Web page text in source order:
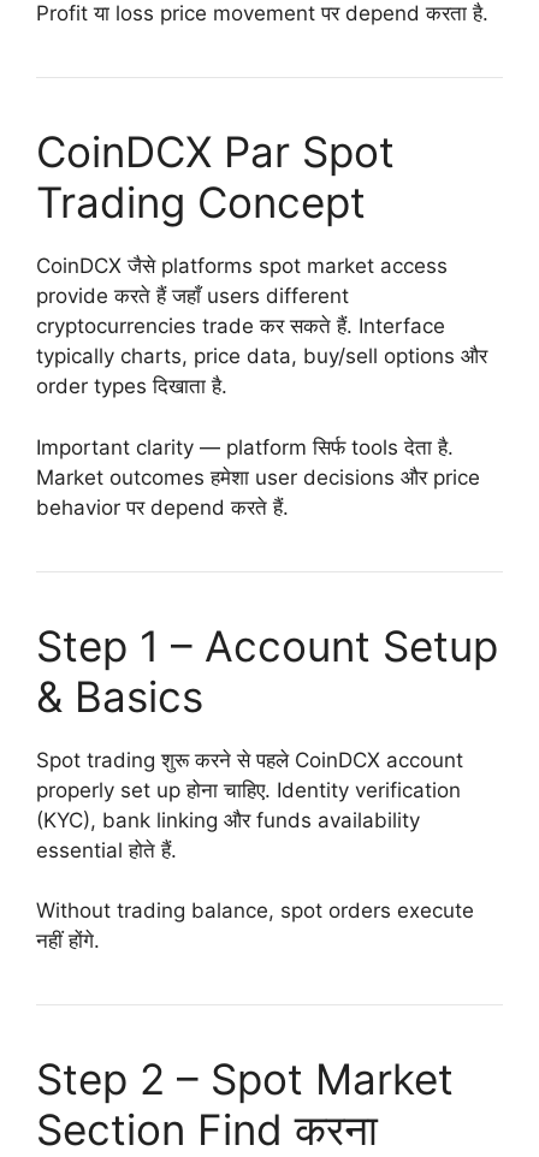
Profit या loss price movement पर depend करता है.
CoinDCX Par Spot
Trading Concept
CoinDCX जैसे platforms spot market access
provide करते हैं जहाँ users different
cryptocurrencies trade कर सकते हैं. Interface
typically charts, price data, buy/sell options और
order types दिखाता है.
Important clarity — platform सिर्फ tools देता है.
Market outcomes हमेशा user decisions और price
behavior पर depend करते हैं.
Step 1 – Account Setup
& Basics
Spot trading शुरू करने से पहले CoinDCX account
properly set up होना चाहिए. Identity verification
(KYC), bank linking और funds availability
essential होते हैं.
Without trading balance, spot orders execute
नहीं होंगे.
Step 2 – Spot Market
Section Find करना